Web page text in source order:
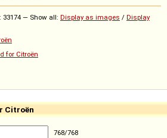
— Show all: Display as images / Display
for Citroën
Citroën
768/768